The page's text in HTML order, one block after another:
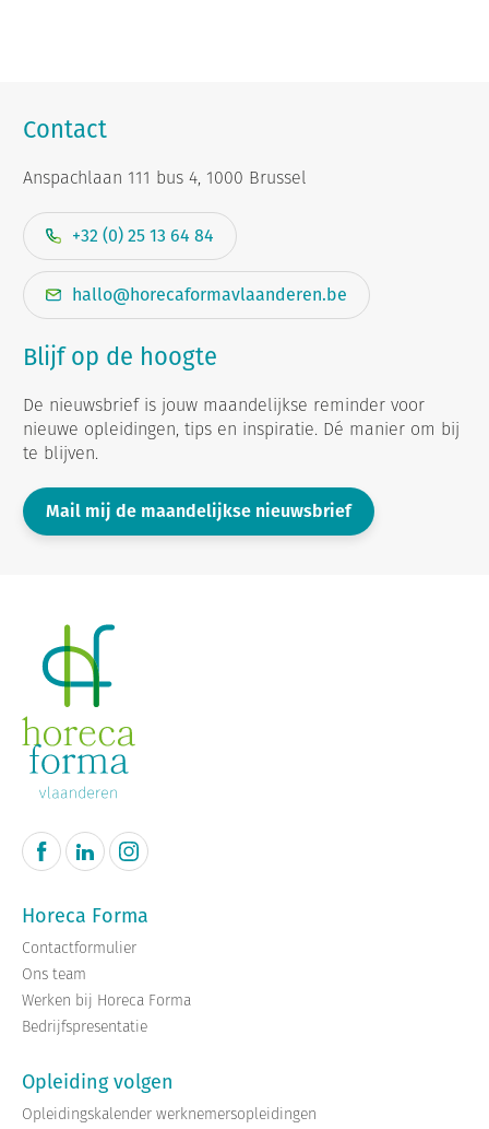
Contact
Anspachlaan 111 bus 4, 1000 Brussel
+32 (0) 25 13 64 84
hallo@horecaformavlaanderen.be
Blijf op de hoogte
De nieuwsbrief is jouw maandelijkse reminder voor
nieuwe opleidingen, tips en inspiratie. Dé manier om bij
te blijven.
Mail mij de maandelijkse nieuwsbrief
Horeca Forma
Contactformulier
Ons team
Werken bij Horeca Forma
Bedrijfspresentatie
Opleiding volgen
Opleidingskalender werknemersopleidingen